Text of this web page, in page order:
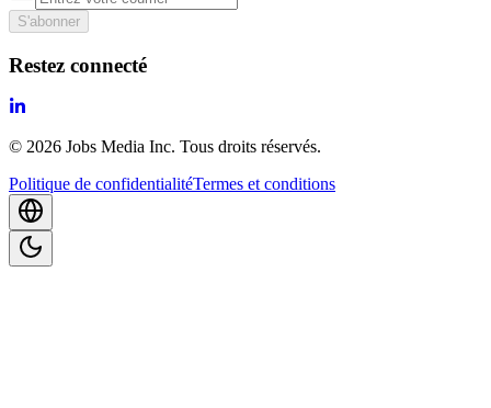
S'abonner
Restez connecté
© 2026 Jobs Media Inc. Tous droits réservés.
Politique de confidentialitéTermes et conditions